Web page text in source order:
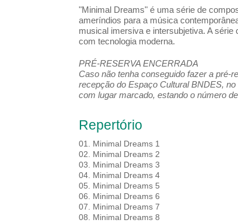
"Minimal Dreams" é uma série de
ameríndios para a música
musical imersiva e intersubjetiva. A
com tecnologia moderna.
PRÉ-RESERVA ENCERRADA
Caso não tenha conseguido fazer a pré-
recepção do Espaço Cultural BNDES,
com lugar marcado, estando o número
Repertório
01. Minimal Dreams 1
02. Minimal Dreams 2
03. Minimal Dreams 3
04. Minimal Dreams 4
05. Minimal Dreams 5
06. Minimal Dreams 6
07. Minimal Dreams 7
08. Minimal Dreams 8